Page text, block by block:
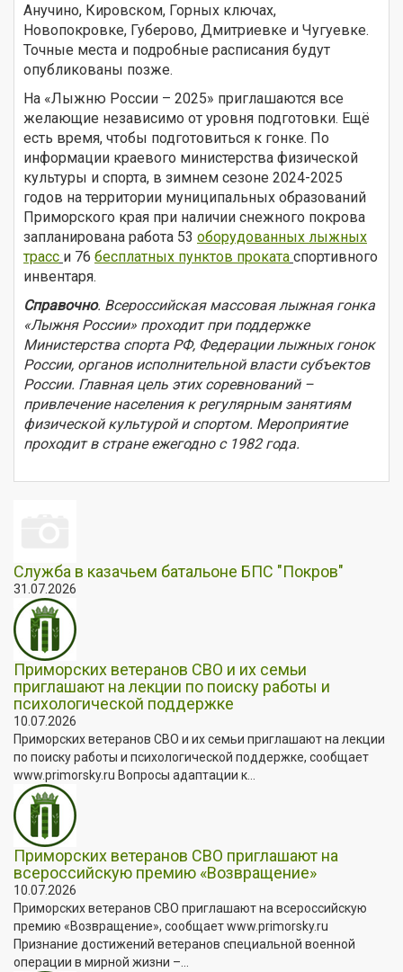
Анучино, Кировском, Горных ключах,
Новопокровке, Губерово, Дмитриевке и Чугуевке.
Точные места и подробные расписания будут
опубликованы позже.
На «Лыжню России – 2025» приглашаются все
желающие независимо от уровня подготовки. Ещё
есть время, чтобы подготовиться к гонке. По
информации краевого министерства физической
культуры и спорта, в зимнем сезоне 2024-2025
годов на территории муниципальных образований
Приморского края при наличии снежного покрова
запланирована работа 53 оборудованных лыжных
трасс и 76 бесплатных пунктов проката спортивного
инвентаря.
Справочно. Всероссийская массовая лыжная гонка
«Лыжня России» проходит при поддержке
Министерства спорта РФ, Федерации лыжных гонок
России, органов исполнительной власти субъектов
России. Главная цель этих соревнований –
привлечение населения к регулярным занятиям
физической культурой и спортом. Мероприятие
проходит в стране ежегодно с 1982 года.
Служба в казачьем батальоне БПС "Покров"
31.07.2026
Приморских ветеранов СВО и их семьи
приглашают на лекции по поиску работы и
психологической поддержке
10.07.2026
Приморских ветеранов СВО и их семьи приглашают на лекции
по поиску работы и психологической поддержке, сообщает
www.primorsky.ru Вопросы адаптации к...
Приморских ветеранов СВО приглашают на
всероссийскую премию «Возвращение»
10.07.2026
Приморских ветеранов СВО приглашают на всероссийскую
премию «Возвращение», сообщает www.primorsky.ru
Признание достижений ветеранов специальной военной
операции в мирной жизни –...